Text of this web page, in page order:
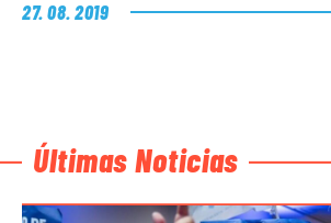
27. 08. 2019
Últimas Noticias